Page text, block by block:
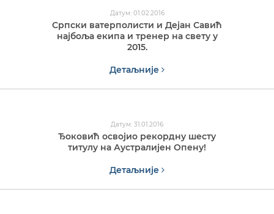
Датум: 01.02.2016
Српски ватерполисти и Дејан Савић
најбоља екипа и тренер на свету у
2015.
Детаљније
Датум: 31.01.2016
Ђоковић освојио рекордну шесту
титулу на Аустралијен Опену!
Детаљније